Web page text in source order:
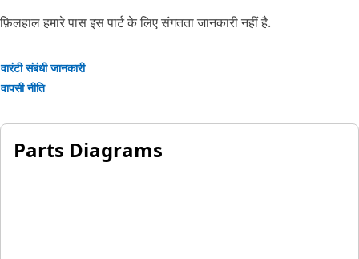
फ़िलहाल हमारे पास इस पार्ट के लिए संगतता जानकारी नहीं है.
वारंटी संबंधी जानकारी
वापसी नीति
Parts Diagrams